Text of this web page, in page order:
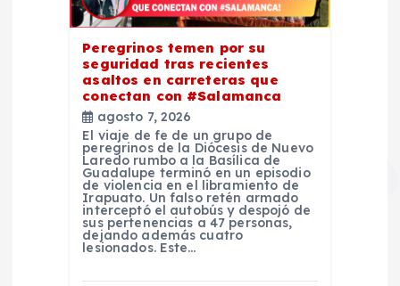
Peregrinos temen por su
seguridad tras recientes
asaltos en carreteras que
conectan con #Salamanca
agosto 7, 2026
El viaje de fe de un grupo de
peregrinos de la Diócesis de Nuevo
Laredo rumbo a la Basílica de
Guadalupe terminó en un episodio
de violencia en el libramiento de
Irapuato. Un falso retén armado
interceptó el autobús y despojó de
sus pertenencias a 47 personas,
dejando además cuatro
lesionados. Este…